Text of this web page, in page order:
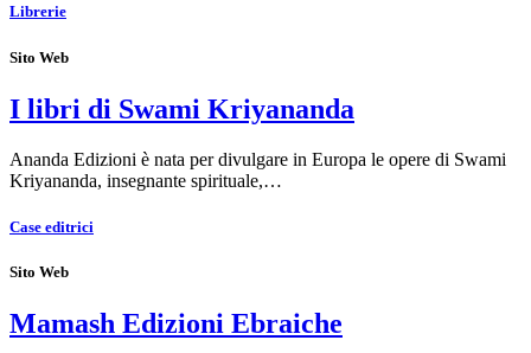
Librerie
Sito Web
I libri di Swami Kriyananda
Ananda Edizioni è nata per divulgare in Europa le opere di Swami
Kriyananda, insegnante spirituale,…
Case editrici
Sito Web
Mamash Edizioni Ebraiche